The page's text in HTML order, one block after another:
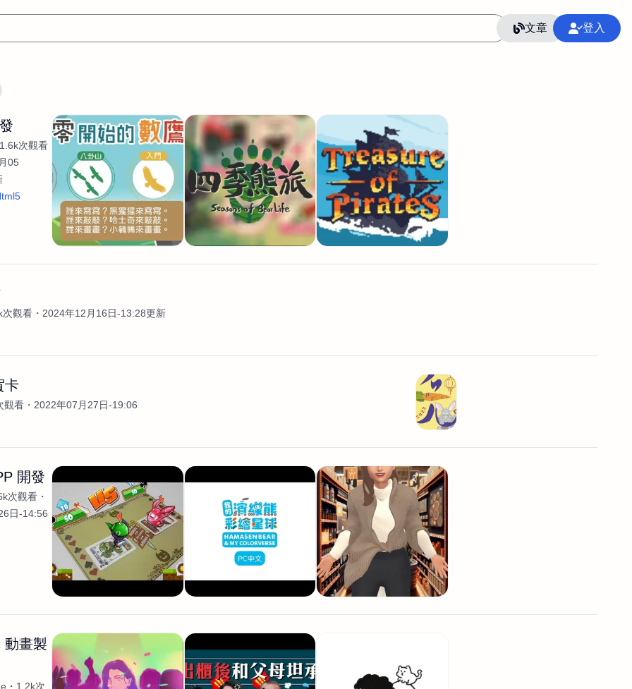
文章 登入
AI應用 AI 網頁設計 軟體開發 網站架設網頁製作 語言 整合行銷公關
平面設計師 AI影片製作 P圖改圖修圖 廣告操作 SEO CRM GoogleAnalytics
商業攝影 廣告行銷服務 室內設計 網站開發 接案 照片後製修圖
WordPress網站架設與網站維護救援
生產設計 網頁製作 SCI醫學論文寫作投稿 Flutter
影像設計 視覺設計 自我介紹 業務外包 設計建模渲染 Solidworks 插畫
電商自媒體平面設計 長篇文案短 影片製作 長篇文案 設計 動畫製作 服務項目
1.6k次觀看
05
次觀看 2024年12月16日-13:28更新
卡
觀看 2022年07月27日-19:06
開發
次觀看
日-14:56
動畫製
1.2k次